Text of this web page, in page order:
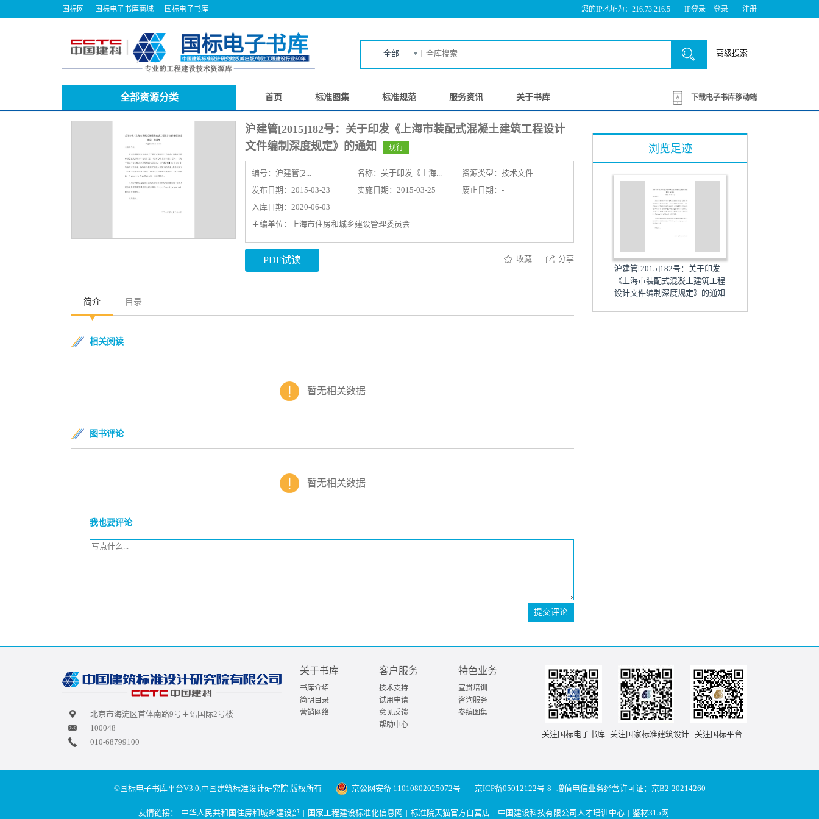
国标网 国标电子书库商城 国标电子书库 您的IP地址为：216.73.216.5 IP登录 登录 注册
全部 高级搜索
全部资源分类 首页 标准图集 标准规范 服务资讯 关于书库 下载电子书库移动端
沪建管[2015]182号：关于印发《上海市装配式混凝土建筑工程设计
文件编制深度规定》的通知
现行
编号： 沪建管[2... 名称： 关于印发《上海...
资源类型：技术文件
发布日期：2015-03-23
实施日期：2015-03-25
废止日期：-
入库日期：2020-06-03
主编单位：上海市住房和城乡建设管理委员会
PDF试读 收藏 分享
简介 目录
相关阅读
暂无相关数据
图书评论
暂无相关数据
我也要评论
提交评论
浏览足迹
沪建管[2015]182号：关于印发
《上海市装配式混凝土建筑工程
设计文件编制深度规定》的通知
北京市海淀区首体南路9号主语国际2号楼
100048
010-68799100
关于书库
书库介绍
简明目录
营销网络
客户服务
技术支持
试用申请
意见反馈
帮助中心
特色业务
宣贯培训
咨询服务
参编图集
关注国标电子书库 关注国家标准建筑设计 关注国标平台
©国标电子书库平台V3.0,中国建筑标准设计研究院 版权所有 京公网安备 11010802025072号 京ICP备05012122号-8 增值电信业务经营许可证：京B2-20214260
友情链接： 中华人民共和国住房和城乡建设部 | 国家工程建设标准化信息网 | 标准院天猫官方自营店 | 中国建设科技有限公司人才培训中心 | 鉴材315网